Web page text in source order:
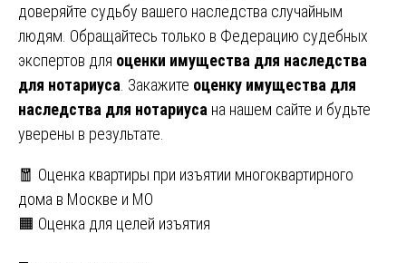
доверяйте судьбу вашего наследства случайным
людям. Обращайтесь только в Федерацию судебных
экспертов для оценки имущества для наследства
для нотариуса . Закажите оценку имущества для
наследства для нотариуса на нашем сайте и будьте
уверены в результате.
Навигация
по
🧧 Оценка квартиры при изъятии многоквартирного
дома в Москве и МО
🟧 Оценка для целей изъятия